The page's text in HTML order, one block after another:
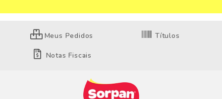
Meus Pedidos Títulos
Notas Fiscais